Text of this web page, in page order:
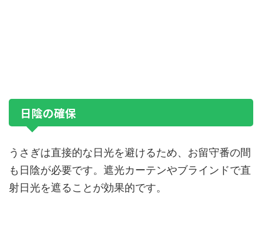
日陰の確保
うさぎは直接的な日光を避けるため、お留守番の間
も日陰が必要です。遮光カーテンやブラインドで直
射日光を遮ることが効果的です。